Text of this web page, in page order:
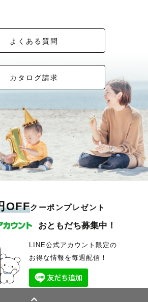
よくある質問
カタログ請求
OFFクーポンプレゼント
おともだち募集中！
LINE公式アカウント限定の
お得な情報を毎週配信！